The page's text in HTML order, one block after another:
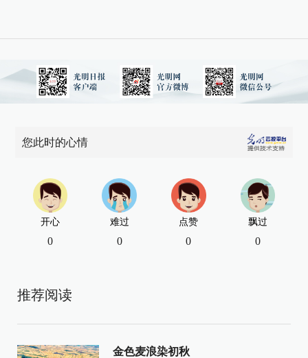
您此时的心情
开心
0
难过
0
点赞
0
飘过
0
推荐阅读
金色麦浪染初秋